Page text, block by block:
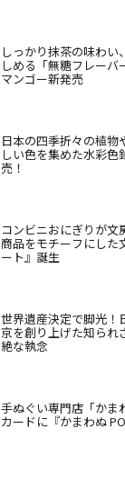
しっかり抹茶の味わ
しめる「無糖フレーバ
マンゴー新発売
日本の四季折々の植
しい色を集めた水彩
売！
コンビニおにぎりが
商品をモチーフにした
ート』誕生
世界遺産決定で脚光！
京を創り上げた知られ
絶な執念
手ぬぐい専門店「かま
カードに『かまわぬ